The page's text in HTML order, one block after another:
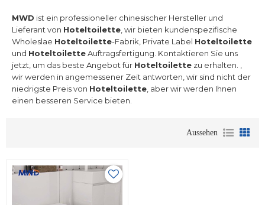
MWD ist ein professioneller chinesischer Hersteller und
Lieferant von Hoteltoilette , wir bieten kundenspezifische
Wholeslae Hoteltoilette-Fabrik, Private Label Hoteltoilette
und HoteltoiletteAuftragsfertigung. Kontaktieren Sie uns
jetzt, um das beste Angebot für Hoteltoilette zu erhalten. ,
wir werden in angemessener Zeit antworten, wir sind nicht der
niedrigste Preis von Hoteltoilette , aber wir werden Ihnen
einen besseren Service bieten.
Aussehen